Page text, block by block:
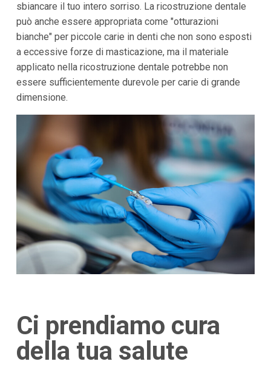
sbiancare il tuo intero sorriso. La ricostruzione dentale
può anche essere appropriata come "otturazioni
bianche" per piccole carie in denti che non sono esposti
a eccessive forze di masticazione, ma il materiale
applicato nella ricostruzione dentale potrebbe non
essere sufficientemente durevole per carie di grande
dimensione.
Ci prendiamo cura
della tua salute